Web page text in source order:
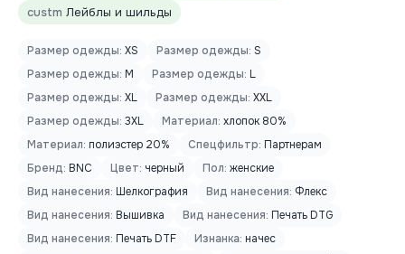
custm Лейблы и шильды
Размер одежды: XS Размер одежды: S
Размер одежды: M Размер одежды: L
Размер одежды: XL Размер одежды: XXL
Размер одежды: 3XL Материал: хлопок 80%
Материал: полиэстер 20% Спецфильтр: Партнерам
Бренд: BNC Цвет: черный Пол: женские
Вид нанесения: Шелкография Вид нанесения: Флекс
Вид нанесения: Вышивка Вид нанесения: Печать DTG
Вид нанесения: Печать DTF Изнанка: начес